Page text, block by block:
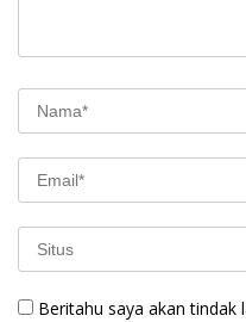
Beritahu saya akan